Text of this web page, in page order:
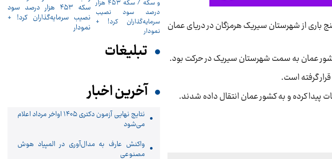
باری از شهرستان سیریک هرمزگان در دریای عمان
سکه ۴۵۳ هزار درصد سود
نصیب سرمایه‌گذاران کرد! +
نمودار
تبلیغات
آخرین اخبار
نتایج نهایی آزمون دکتری ۱۴۰۵ اواخر مرداد اعلام
می‌شود
واکنش عارف به مدال‌آوری در المپیاد هوش
مصنوعی